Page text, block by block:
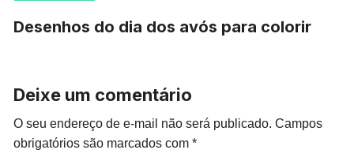
Desenhos do dia dos avós para colorir
Deixe um comentário
O seu endereço de e-mail não será publicado. Campos
obrigatórios são marcados com*